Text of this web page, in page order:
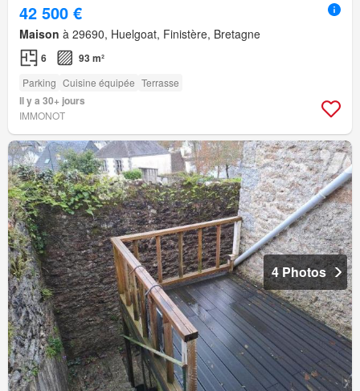
42 500 €
Maison à 29690, Huelgoat, Finistère, Bretagne
6 93 m²
Parking Cuisine équipée Terrasse
Il y a 30+ jours
IMMONOT
4 Photos